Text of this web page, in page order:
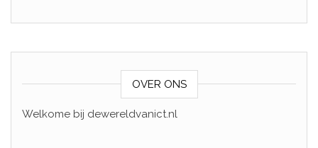
OVER ONS
Welkome bij dewereldvanict.nl